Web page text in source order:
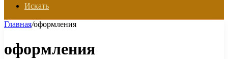
Искать
Главная/оформления
оформления